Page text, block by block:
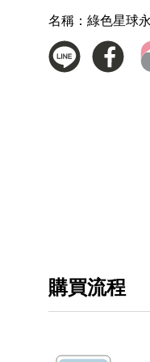
名稱： 綠色星球
購買流程